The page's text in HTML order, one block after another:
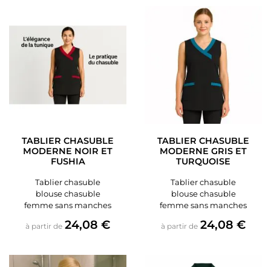
TABLIER CHASUBLE
MODERNE NOIR ET
FUSHIA
Tablier chasuble
blouse chasuble
femme sans manches
à partir de Prix
24,08 €
TABLIER CHASUBLE
MODERNE GRIS ET
TURQUOISE
Tablier chasuble
blouse chasuble
femme sans manches
à partir de Prix
24,08 €